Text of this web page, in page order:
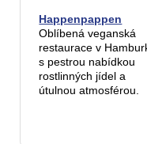
Happenpappen
Oblíbená veganská
restaurace v
s pestrou nabídkou
rostlinných jídel a
útulnou atmosférou.